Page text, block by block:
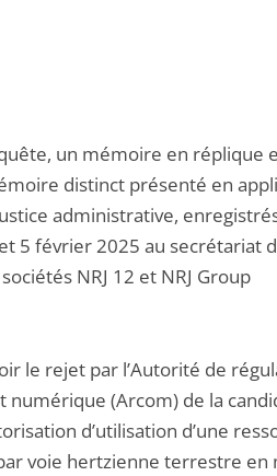
un mémoire en réplique
distinct présenté en
administrative,
5 février 2025 au secrétariat
NRJ 12 et NRJ Group
le rejet par l’Autorité de
numérique (Arcom) de la
d’utilisation d’une
voie hertzienne terrestre en